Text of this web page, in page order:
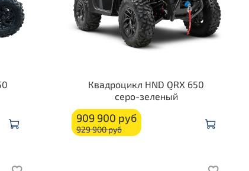
Квадроцикл HND QRX 650
серо-зеленый
909 900 руб
929 900 руб